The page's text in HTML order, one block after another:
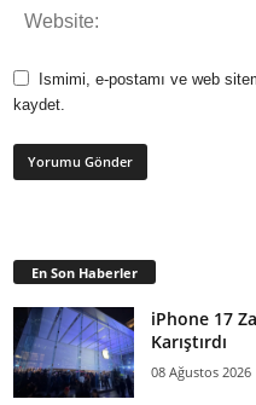
Ismimi, e-postamı ve web
kaydet.
En Son Haberler
iPhone 17
Karıştırdı
08 Ağustos 2026